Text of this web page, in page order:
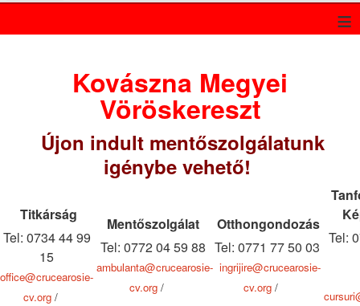
≡
Kovászna Megyei
Vöröskereszt
Újon indult mentőszolgálatunk
igénybe vehető!
Titkárság
Tel: 0734 44 99
15
office@crucearosie-
cv.org/
Mentőszolgálat
Tel: 0772 04 59 88
ambulanta@crucearosie-
cv.org /
Otthongondozás
Tel: 0771 77 50 03
ingrijire@crucearosie-
cv.org/
Tel:
cursuri